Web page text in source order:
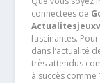
connectées de
fascinantes.
dans l’actualité
très attendus
à succès comme